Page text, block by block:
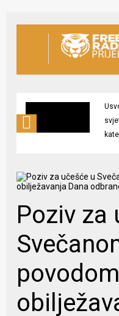
Poziv za
povodom